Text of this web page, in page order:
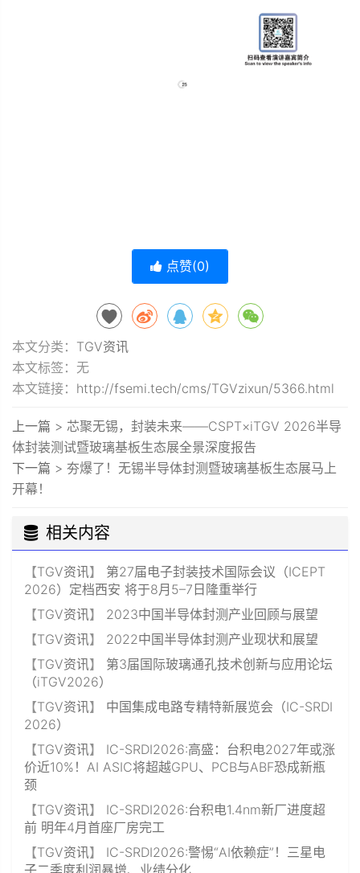
点赞(0)
本文分类： TGV资讯
本文标签：无
本文链接： http://fsemi.tech/cms/TGVzixun/5366.html
上一篇 > 芯聚无锡，封装未来——CSPT×iTGV 2026半导
体封装测试暨玻璃基板生态展全景深度报告
下一篇 > 夯爆了！无锡半导体封测暨玻璃基板生态展马上
开幕！
相关内容
【TGV资讯】 第27届电子封装技术国际会议（ICEPT
2026）定档西安 将于8月5–7日隆重举行
【TGV资讯】 2023中国半导体封测产业回顾与展望
【TGV资讯】 2022中国半导体封测产业现状和展望
【TGV资讯】 第3届国际玻璃通孔技术创新与应用论坛
（iTGV2026）
【TGV资讯】 中国集成电路专精特新展览会（IC-SRDI
2026）
【TGV资讯】 IC-SRDI2026:高盛：台积电2027年或涨
价近10%！AI ASIC将超越GPU、PCB与ABF恐成新瓶
颈
【TGV资讯】 IC-SRDI2026:台积电1.4nm新厂进度超
前 明年4月首座厂房完工
【TGV资讯】 IC-SRDI2026:警惕“AI依赖症”！三星电
子二季度利润暴增、业绩分化